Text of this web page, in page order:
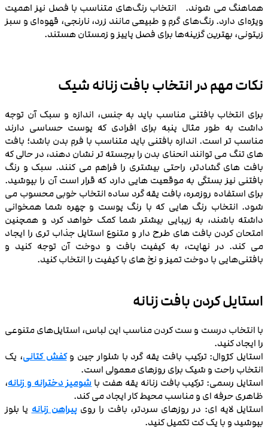
هماهنگ می شوند. انتخاب رنگ‌های متناسب با فصل نیز اهمیت
ویژه‌ای دارد. رنگ‌های گرم و طبیعی مانند زرد، نارنجی، قهوه‌ای و سبز
زیتونی، بهترین گزینه‌ها برای فصل پاییز و زمستان هستند.
نکات مهم در انتخاب بافت زنانه شیک
برای انتخاب بافتنی مناسب باید به جنس، اندازه و سبک آن توجه
داشت به طور مثال پنبه برای افرادی که پوست حساسی دارند
مناسب‌ تر است. اندازه بافتنی باید متناسب با فرم بدن باشد؛ بافت‌
های تنگ می‌ توانند انحنای بدن را برجسته‌ تر نشان دهند، در حالی که
بافت‌ های گشادتر، راحتی بیشتری را فراهم می‌ کنند. سبک و رنگ
بافتنی نیز بستگی به موقعیت‌ هایی دارد که قرار است آن را بپوشید.
برای استفاده روزمره، بافت یقه گرد ساده انتخاب خوبی محسوب می
شود. انتخاب رنگ‌ هایی که با رنگ پوست و چهره شما همخوانی
داشته باشند، به زیبایی بیشتر شما کمک خواهد کرد و همچنین
امتحان کردن بافت‌ های طرح‌ دار و متنوع استایل جذاب‌ تری را ایجاد
می کند. در نهایت، به کیفیت بافت و دوخت آن توجه کنید و
بافتنی‌هایی با دوخت تمیز و نخ‌ های با کیفیت را انتخاب کنید.
استایل کردن بافت زنانه
با انتخاب درست و ست کردن مناسب این لباس، استایل‌های متنوعی
را ایجاد کنید.
استایل کژوال: ترکیب بافت یقه گرد با شلوار جین وکفش‌ کتانی، یک
انتخاب راحت و شیک برای روزهای معمولی است.
استایل رسمی: ترکیب بافت زنانه یقه هفت با شومیز دخترانه و زنانه،
ظاهری حرفه‌ ای و مناسب محیط کار ایجاد می‌ کند.
استایل لایه ‌ای: در روزهای سردتر، بافت را رویپیراهن زنانه یا بلوز
بپوشید و با یک کت تکمیل کنید.